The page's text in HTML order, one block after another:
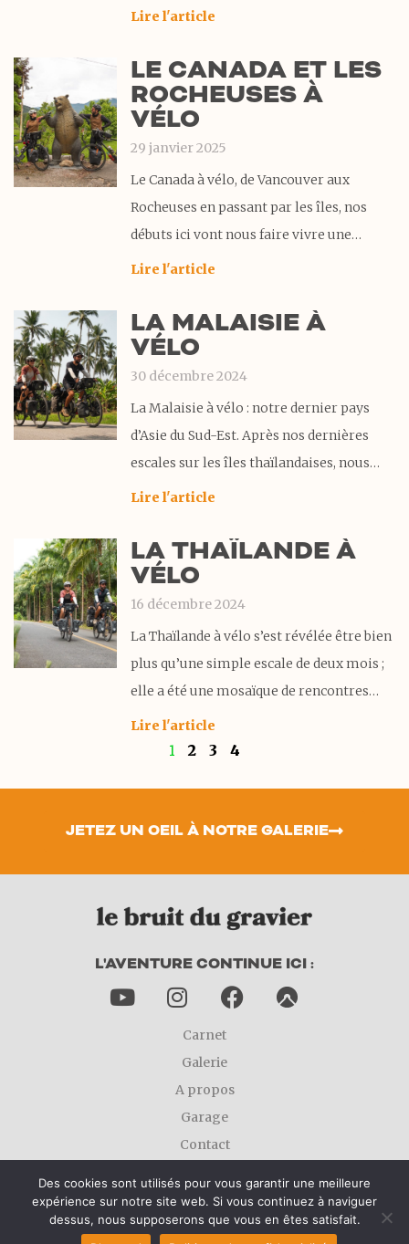
cette lampe radar L7 de la marque
décourivir pourquoi nous nous avons été
séduit. D’ailleurs cette lampe est devenue
un élément indispensable de notre
Lire l'article
LE CANADA ET LES
ROCHEUSES À
VÉLO
29 janvier 2025
Le Canada à vélo, de Vancouver aux
Rocheuses en passant par les îles, nos
débuts ici vont nous faire vivre une
aventure palpitante et nous offrir de
nos premiers coups de pédale à
Vancouver, sans planification ni itinéraire
précis pour la traversée du
Lire l'article
LA MALAISIE À
VÉLO
30 décembre 2024
La Malaisie à vélo : notre dernier pays
d’Asie du Sud-Est. Après nos dernières
escales sur les îles thaïlandaises, nous
entrons dans le pays. Quelle aventure de
vélos ! Mais une fois de retour sur la terre
ferme, quelle
Lire l'article
LA THAÏLANDE À
VÉLO
16 décembre 2024
La Thaïlande à vélo s’est révélée être bien
plus qu’une simple escale de deux mois ;
elle a été une mosaïque de rencontres
enrichissantes et de découvertes
éblouissantes. Si nous pensions connaître
Lire l'article
1 2 3 4
JETEZ UN OEIL À NOTRE GALERIE
L'AVENTURE CONTINUE ICI :
Carnet
Galerie
A propos
Garage
Contact
LE BRUIT DU GRAVIER © 2024 - CRÉÉ ET ALIMENTÉ AVEC ♥ PAR
Des cookies sont utilisés pour vous garantir une meilleure
expérience sur notre site web. Si vous continuez à naviguer
dessus, nous supposerons que vous en êtes satisfait.